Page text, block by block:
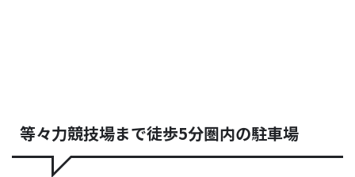
等々力競技場まで徒歩5分圏内の駐車場